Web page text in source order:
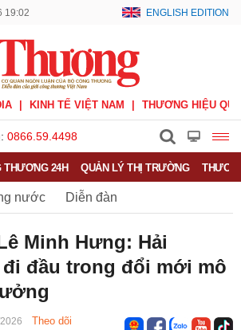
19:02 ENGLISH EDITION
KINH TẾ VIỆT NAM THƯƠNG HIỆU
0866.59.4498
THƯƠNG 24H QUẢN LÝ THỊ TRƯỜNG
nước Diễn đàn
Khoá XVI
Minh Hưng: Hải
đầu trong đổi mới mô
Theo dõi